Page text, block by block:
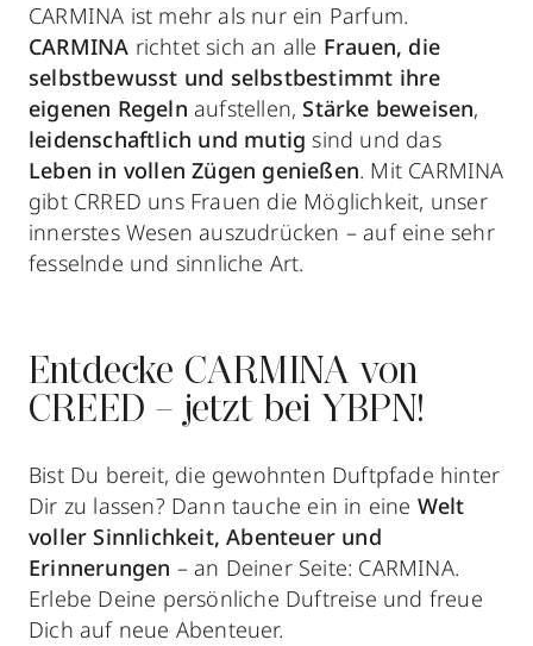
CARMINA ist mehr als nur ein Parfum.
CARMINA richtet sich an alle Frauen, die
selbstbewusst und selbstbestimmt ihre
eigenen Regeln aufstellen, Stärke beweisen,
leidenschaftlich und mutig sind und das
Leben in vollen Zügen genießen. Mit CARMINA
gibt CRRED uns Frauen die Möglichkeit, unser
innerstes Wesen auszudrücken – auf eine sehr
fesselnde und sinnliche Art.
Entdecke CARMINA von
CREED – jetzt bei YBPN!
Bist Du bereit, die gewohnten Duftpfade hinter
Dir zu lassen? Dann tauche ein in eine Welt
voller Sinnlichkeit, Abenteuer und
Erinnerungen – an Deiner Seite: CARMINA.
Erlebe Deine persönliche Duftreise und freue
Dich auf neue Abenteuer.